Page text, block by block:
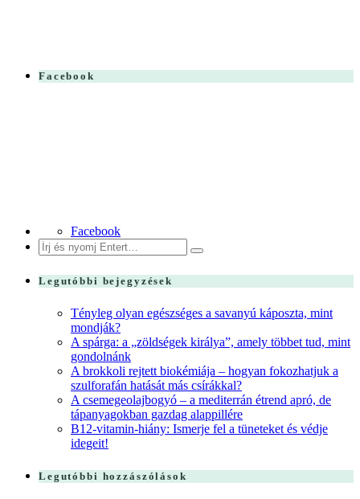
Facebook
Facebook
Search
for:
Legutóbbi bejegyzések
Tényleg olyan egészséges a savanyú káposzta, mint
mondják?
A spárga: a „zöldségek királya”, amely többet tud, mint
gondolnánk
A brokkoli rejtett biokémiája – hogyan fokozhatjuk a
szulforafán hatását más csírákkal?
A csemegeolajbogyó – a mediterrán étrend apró, de
tápanyagokban gazdag alappillére
B12-vitamin-hiány: Ismerje fel a tüneteket és védje
idegeit!
Legutóbbi hozzászólások